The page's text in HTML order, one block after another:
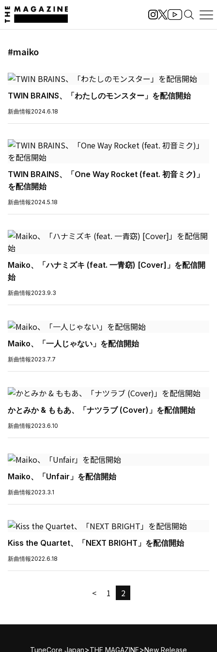
#maiko
TWIN BRAINS、「わたしのモンスター」を配信開始
新曲情報2024.6.18
TWIN BRAINS、「One Way Rocket (feat. 初音ミク)」
を配信開始
新曲情報2024.5.18
Maiko、「ハナミズキ (feat. 一青窈) [Cover]」を配信開
始
新曲情報2023.9.3
Maiko、「一人じゃない」を配信開始
新曲情報2023.7.7
かとみか & ももあ、「ナツラブ (Cover)」を配信開始
新曲情報2023.6.10
Maiko、「Unfair」を配信開始
新曲情報2023.3.1
Kiss the Quartet、「NEXT BRIGHT」を配信開始
新曲情報2022.6.18
< 1 2
TuneCore Japan>THE MAGAZINE>New Release